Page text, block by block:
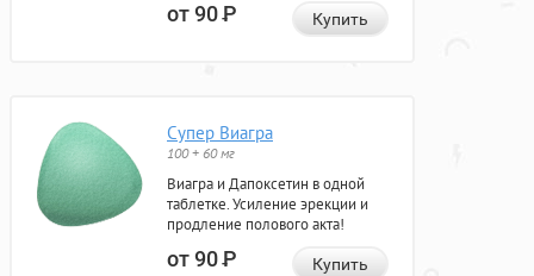
от 90Р Купить
Супер Виагра
100 + 60 мг
Виагра и Дапоксетин в одной
таблетке. Усиление эрекции и
продление полового акта!
от 90Р Купить